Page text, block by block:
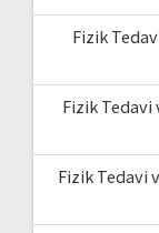
Fizik
Fizik
Fizik Tedavi